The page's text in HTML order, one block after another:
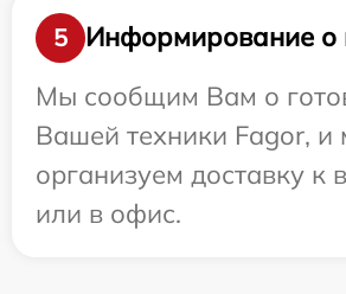
5
Информирование о
Мы сообщим Вам о
Вашей техники Fagor, и
организуем доставку к
или в офис.